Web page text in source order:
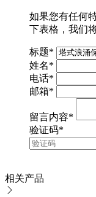
如果您有任何
下表格，我们
标题*
姓名*
电话*
邮箱*
留言内容*
验证码*
相关产品